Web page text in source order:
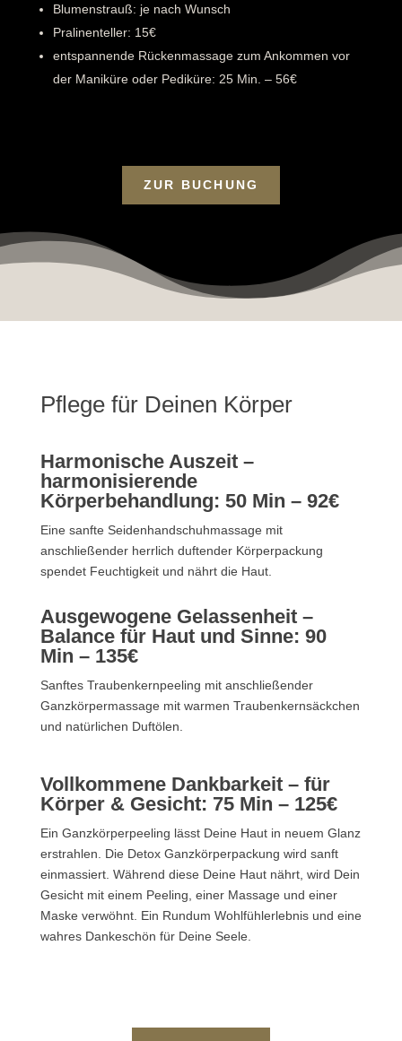
Blumenstrauß: je nach Wunsch
Pralinenteller: 15€
entspannende Rückenmassage zum Ankommen vor
der Maniküre oder Pediküre: 25 Min. – 56€
ZUR BUCHUNG
Pflege für Deinen Körper
Harmonische Auszeit –
harmonisierende
Körperbehandlung: 50 Min – 92€
Eine sanfte Seidenhandschuhmassage mit
anschließender herrlich duftender Körperpackung
spendet Feuchtigkeit und nährt die Haut.
Ausgewogene Gelassenheit –
Balance für Haut und Sinne: 90
Min – 135€
Sanftes Traubenkernpeeling mit anschließender
Ganzkörpermassage mit warmen Traubenkernsäckchen
und natürlichen Duftölen.
Vollkommene Dankbarkeit – für
Körper & Gesicht: 75 Min – 125€
Ein Ganzkörperpeeling lässt Deine Haut in neuem Glanz
erstrahlen. Die Detox Ganzkörperpackung wird sanft
einmassiert. Während diese Deine Haut nährt, wird Dein
Gesicht mit einem Peeling, einer Massage und einer
Maske verwöhnt. Ein Rundum Wohlfühlerlebnis und eine
wahres Dankeschön für Deine Seele.